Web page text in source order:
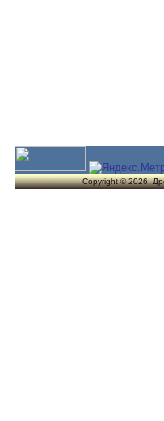
Copyright © 2026.